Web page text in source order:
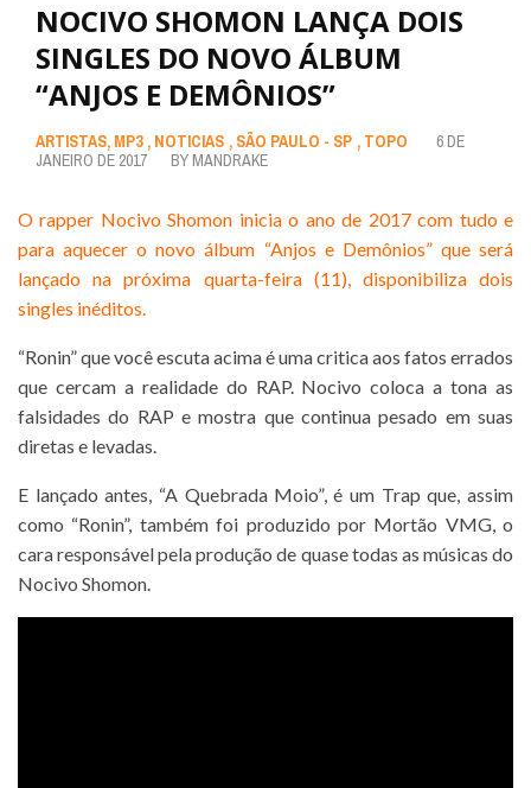
NOCIVO SHOMON LANÇA DOIS
SINGLES DO NOVO ÁLBUM
“ANJOS E DEMÔNIOS”
ARTISTAS, MP3 , NOTICIAS , SÃO PAULO - SP , TOPO
6 DE
JANEIRO DE 2017
BY MANDRAKE
O rapper Nocivo Shomon inicia o ano de 2017 com tudo e
para aquecer o novo álbum “Anjos e Demônios” que será
lançado na próxima quarta-feira (11), disponibiliza dois
singles inéditos.
“Ronin” que você escuta acima é uma critica aos fatos errados
que cercam a realidade do RAP. Nocivo coloca a tona as
falsidades do RAP e mostra que continua pesado em suas
diretas e levadas.
E lançado antes, “A Quebrada Moio”, é um Trap que, assim
como “Ronin”, também foi produzido por Mortão VMG, o
cara responsável pela produção de quase todas as músicas do
Nocivo Shomon.